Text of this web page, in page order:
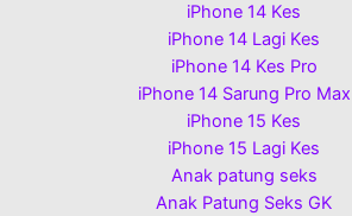
iPhone 14 Kes
iPhone 14 Lagi Kes
iPhone 14 Kes Pro
iPhone 14 Sarung Pro Max
iPhone 15 Kes
iPhone 15 Lagi Kes
Anak patung seks
Anak Patung Seks GK